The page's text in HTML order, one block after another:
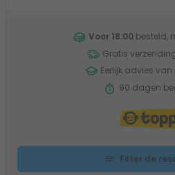
Voor 18:00 besteld,
Gratis
Eerlijk advies van
90 dagen
Filter de